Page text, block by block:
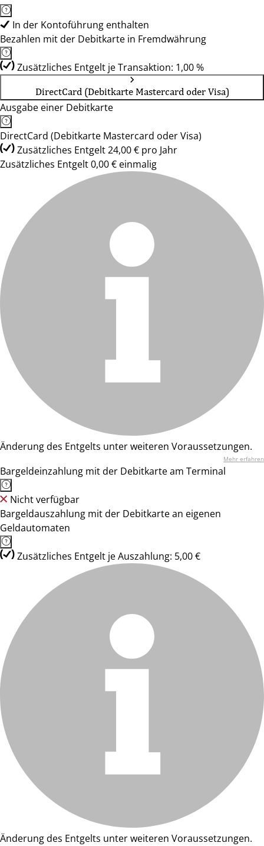
In der Kontoführung enthalten
Bezahlen mit der Debitkarte in Fremdwährung
Zusätzliches Entgelt je Transaktion: 1,00 %
DirectCard (Debitkarte Mastercard oder Visa)
Ausgabe einer Debitkarte
DirectCard (Debitkarte Mastercard oder Visa)
Zusätzliches Entgelt 24,00 € pro Jahr
Zusätzliches Entgelt 0,00 € einmalig
Änderung des Entgelts unter weiteren Voraussetzungen.
Mehr erfahren
Bargeldeinzahlung mit der Debitkarte am Terminal
Nicht verfügbar
Bargeldauszahlung mit der Debitkarte an eigenen
Geldautomaten
Zusätzliches Entgelt je Auszahlung: 5,00 €
Änderung des Entgelts unter weiteren Voraussetzungen.